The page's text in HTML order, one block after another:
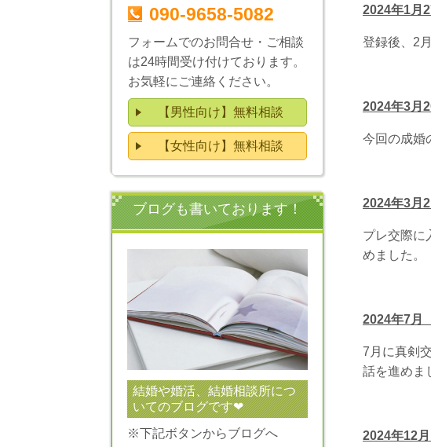
2024年1
登録後、2
2024年3月
今回の成婚
2024年3月
プレ交際に
めました。
2024年7
7月に真剣
話を進めま
2024年12
090-9658-5082
フォームでのお問合せ・ご相談
は24時間受け付けております。
お気軽にご連絡ください。
【男性向け】無料相談
【女性向け】無料相談
ブログも書いております！
結婚や婚活、結婚相談所につ
いてのブログです❤
※下記ボタンからブログへ